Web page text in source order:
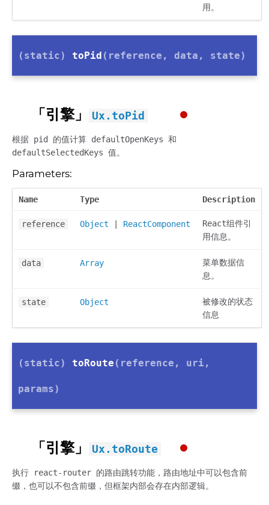
用。
(static) toPid (reference, data, state)
「引擎」 Ux.toPid
根据 pid 的值计算 defaultOpenKeys 和
defaultSelectedKeys 值。
Parameters:
Name Type Description
reference Object ReactComponent
React组件引
用信息。
data Array
菜单数据信
息。
state Object
被修改的状态
信息
(static) toRoute (reference, uri,
params)
「引擎」 Ux.toRoute
执行 react-router 的路由跳转功能，路由地址中可以包含前
缀，也可以不包含前缀，但框架内部会存在内部逻辑。